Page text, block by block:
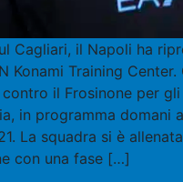
Cagliari, il Napoli ha
Konami Training
il Frosinone per
in programma domani
La squadra si è
con una fase […]